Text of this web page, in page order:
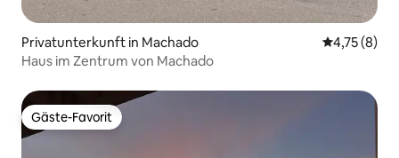
Privatunterkunft in Machado
4,75 (8)
Haus im Zentrum von Machado
Gäste-Favorit
Gäste-Favorit